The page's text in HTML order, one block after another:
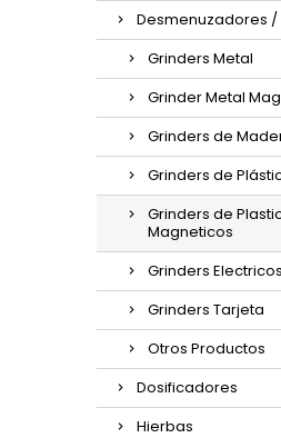
Desmenuzadores /
Grinders Metal
Grinder Metal
Grinders de
Grinders de
Grinders de
Magneticos
Grinders Electricos
Grinders Tarjeta
Otros Productos
Dosificadores
Hierbas